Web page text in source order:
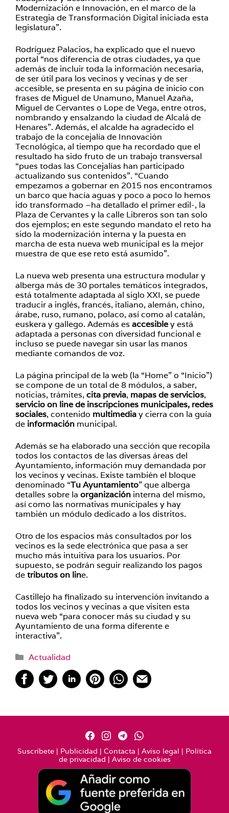
Modernización e Innovación, en el marco de la
Estrategia de Transformación Digital iniciada esta
legislatura”.
Rodríguez Palacios, ha explicado que el nuevo
portal “nos diferencia de otras ciudades, ya que
además de incluir toda la información necesaria,
de ser útil para los vecinos y vecinas y de ser
accesible, se presenta en su página de inicio con
frases de Miguel de Unamuno, Manuel Azaña,
Miguel de Cervantes o Lope de Vega, entre otros,
nombrando y ensalzando la ciudad de Alcalá de
Henares”. Además, el alcalde ha agradecido el
trabajo de la concejalía de Innovación
Tecnológica, al tiempo que ha recordado que el
resultado ha sido fruto de un trabajo transversal
“pues todas las Concejalías han participado
actualizando sus contenidos”. “Cuando
empezamos a gobernar en 2015 nos encontramos
un barco que hacía aguas y poco a poco lo hemos
ido transformado –ha detallado el primer edil-, la
Plaza de Cervantes y la calle Libreros son tan solo
dos ejemplos; en este segundo mandato el reto ha
sido la modernización interna y la puesta en
marcha de esta nueva web municipal es la mejor
muestra de que ese reto está asumido”.
La nueva web presenta una estructura modular y
alberga más de 30 portales temáticos integrados,
está totalmente adaptada al siglo XXI, se puede
traducir a inglés, francés, italiano, alemán, chino,
árabe, ruso, rumano, polaco, así como al catalán,
euskera y gallego. Además es accesibley está
adaptada a personas con diversidad funcional e
incluso se puede navegar sin usar las manos
mediante comandos de voz.
La página principal de la web (la “Home” o “Inicio”)
se compone de un total de 8 módulos, a saber,
noticias, trámites, cita previa, mapas de servicios,
servicio on line de inscripciones municipales, redes
sociales, contenido multimediay cierra con la guía
de información municipal.
Además se ha elaborado una sección que recopila
todos los contactos de las diversas áreas del
Ayuntamiento, información muy demandada por
los vecinos y vecinas. Existe también el bloque
denominado “Tu Ayuntamiento” que alberga
detalles sobre la organización interna del mismo,
así como las normativas municipales y hay
también un módulo dedicado a los distritos.
Otro de los espacios más consultados por los
vecinos es la sede electrónica que pasa a ser
mucho más intuitiva para los usuarios. Por
supuesto, se podrán seguir realizando los pagos
detributos on line.
Castillejo ha finalizado su intervención invitando a
todos los vecinos y vecinas a que visiten esta
nueva web “para conocer más su ciudad y su
Ayuntamiento de una forma diferente e
interactiva”.
Categorías
Actualidad
Suscríbete | Publicidad | Contacta | Aviso legal | Política
de privacidad | Aviso de cookies